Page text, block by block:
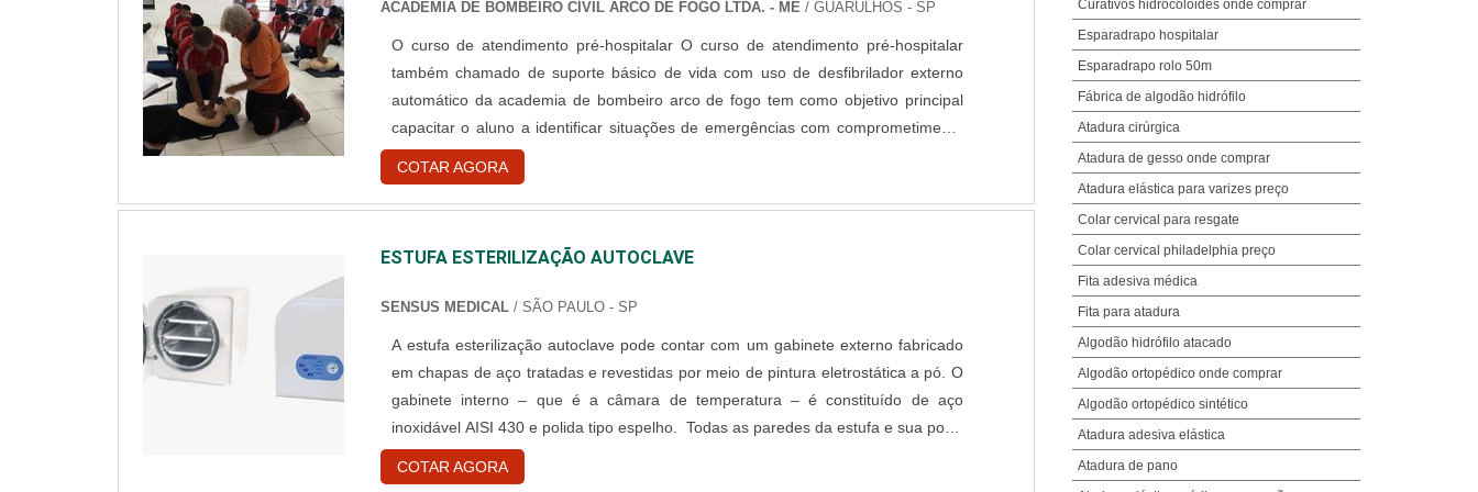
ACADEMIA DE BOMBEIRO CIVIL ARCO DE FOGO LTDA. - ME / GUARULHOS - SP
O curso de atendimento pré-hospitalar O curso de atendimento pré-hospitalar
também chamado de suporte básico de vida com uso de desfibrilador externo
automático da academia de bombeiro arco de fogo tem como objetivo principal
capacitar o aluno a identificar situações de emergências com comprometimento
dos sinais vitais e realizar as técnicas básicas de primeiros socorros com a
utilização do desfibrilador externo automático. Os ensinamentos do c....
COTAR AGORA
ESTUFA ESTERILIZAÇÃO AUTOCLAVE
SENSUS MEDICAL/ SÃO PAULO - SP
A estufa esterilização autoclave pode contar com um gabinete externo fabricado
em chapas de aço tratadas e revestidas por meio de pintura eletrostática a pó. O
gabinete interno – que é a câmara de temperatura – é constituído de aço
inoxidável AISI 430 e polida tipo espelho. Todas as paredes da estufa e sua porta
são revestidas por lã roofing e são isoladas termicamente para reduzir a perda de
calor do equipamento e, consequentemente, aumentar se....
COTAR AGORA
Curativos hidrocolóides onde comprar
Esparadrapo hospitalar
Esparadrapo rolo 50m
Fábrica de algodão hidrófilo
Atadura cirúrgica
Atadura de gesso onde comprar
Atadura elástica para varizes preço
Colar cervical para resgate
Colar cervical philadelphia preço
Fita adesiva médica
Fita para atadura
Algodão hidrófilo atacado
Algodão ortopédico onde comprar
Algodão ortopédico sintético
Atadura adesiva elástica
Atadura de pano